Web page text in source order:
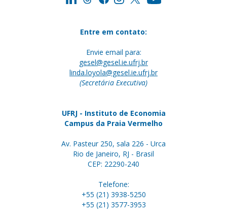
Entre em contato:
Envie email para:
gesel@gesel.ie.ufrj.br
linda.loyola@gesel.ie.ufrj.br
(Secretária Executiva)
UFRJ - Instituto de Economia
Campus da Praia Vermelho
Av. Pasteur 250, sala 226 - Urca
Rio de Janeiro, RJ - Brasil
CEP: 22290-240
Telefone:
+55 (21) 3938-5250
+55 (21) 3577-3953